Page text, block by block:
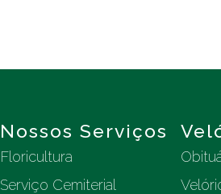
Nossos Serviços
Floricultura
Serviço Cemiterial